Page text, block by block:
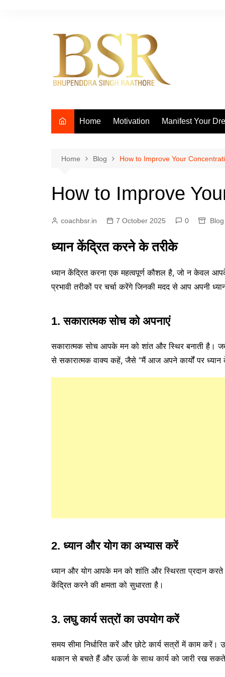
Home Motivation Manifest Your
Home Blog How to Improve Your
How to Improve
coachbsr.in 7 October 2025 0 Blog
ध्यान केंद्रित करने के तरीके
ध्यान केंद्रित करना एक महत्वपूर्ण कौशल है, जो न केवल
प्रभावी तरीकों पर चर्चा करेंगे जिनकी मदद से आप अपनी
1. सकारात्मक सोच को अपनाएं
सकारात्मक सोच आपके मन को शांत और स्थिर बनाती है।
से सकारात्मक वाक्य कहें, जैसे “मैं आज अपने कार्यों पर ध्यान
2. ध्यान और योग का अभ्यास करें
ध्यान और योग आपके मन को शांति और स्थिरता प्रदान
केंद्रित करने की क्षमता को सुधारता है।
3. लघु कार्य सत्रों का उपयोग करें
समय सीमा निर्धारित करें और छोटे कार्य सत्रों में काम
थकान से बचते हैं और ऊर्जा के साथ कार्य को जारी रख